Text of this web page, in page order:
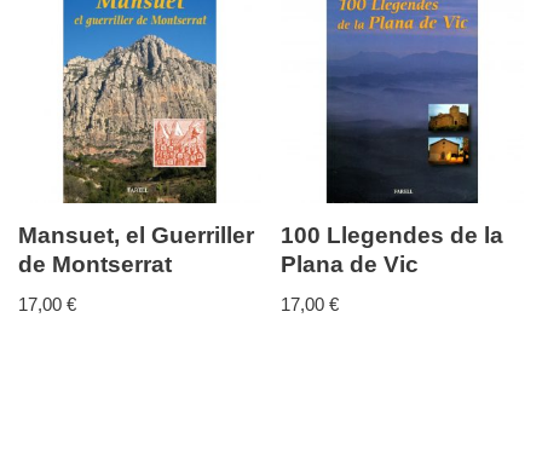
Mansuet, el Guerriller
de Montserrat
17,00 €
100 Llegendes de la
Plana de Vic
17,00€